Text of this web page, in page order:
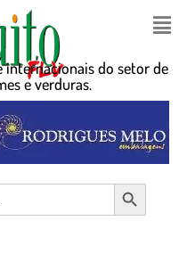
internacionais do setor de
e verduras.
Search Button